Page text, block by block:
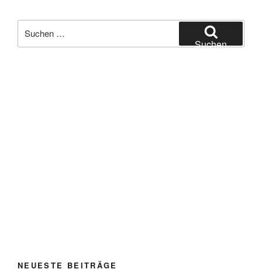
nach:
Suchen
NEUESTE BEITRÄGE